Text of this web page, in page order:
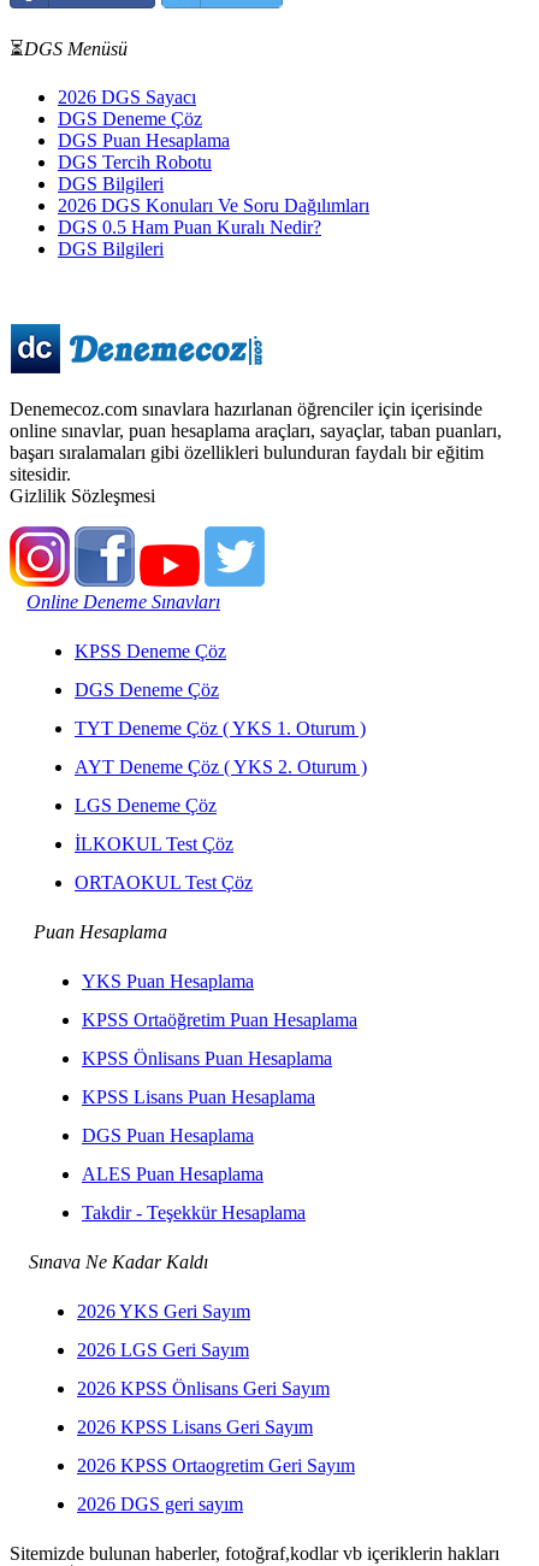
⏳DGS Menüsü
2026 DGS Sayacı
DGS Deneme Çöz
DGS Puan Hesaplama
DGS Tercih Robotu
DGS Bilgileri
2026 DGS Konuları Ve Soru Dağılımları
DGS 0.5 Ham Puan Kuralı Nedir?
DGS Bilgileri
Denemecoz.com sınavlara hazırlanan öğrenciler için içerisinde
online sınavlar, puan hesaplama araçları, sayaçlar, taban puanları,
başarı sıralamaları gibi özellikleri bulunduran faydalı bir eğitim
sitesidir.
Gizlilik Sözleşmesi
Online Deneme Sınavları
KPSS Deneme Çöz
DGS Deneme Çöz
TYT Deneme Çöz ( YKS 1. Oturum )
AYT Deneme Çöz ( YKS 2. Oturum )
LGS Deneme Çöz
İLKOKUL Test Çöz
ORTAOKUL Test Çöz
Puan Hesaplama
YKS Puan Hesaplama
KPSS Ortaöğretim Puan Hesaplama
KPSS Önlisans Puan Hesaplama
KPSS Lisans Puan Hesaplama
DGS Puan Hesaplama
ALES Puan Hesaplama
Takdir - Teşekkür Hesaplama
Sınava Ne Kadar Kaldı
2026 YKS Geri Sayım
2026 LGS Geri Sayım
2026 KPSS Önlisans Geri Sayım
2026 KPSS Lisans Geri Sayım
2026 KPSS Ortaogretim Geri Sayım
2026 DGS geri sayım
Sitemizde bulunan haberler, fotoğraf,kodlar vb içeriklerin hakları